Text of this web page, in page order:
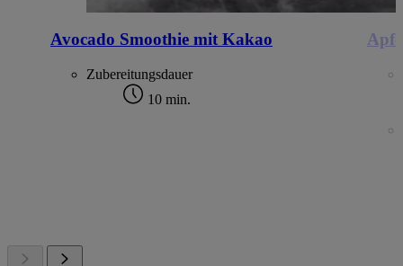
Avocado Smoothie mit Kakao
Zubereitungsdauer
10 min.